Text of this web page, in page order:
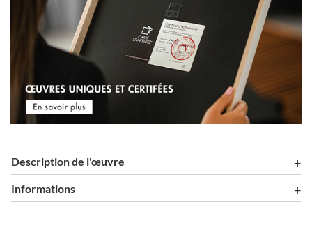
Description de l'œuvre
Informations